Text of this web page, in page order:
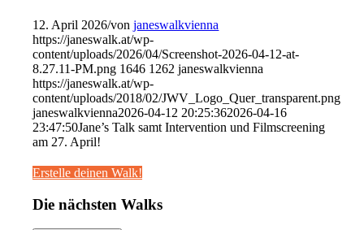
12. April 2026/vonjaneswalkvienna
https://janeswalk.at/wp-
content/uploads/2026/04/Screenshot-2026-04-12-at-
8.27.11-PM.png 1646 1262 janeswalkvienna
https://janeswalk.at/wp-
content/uploads/2018/02/JWV_Logo_Quer_transparent.png
janeswalkvienna2026-04-12 20:25:362026-04-16
23:47:50Jane’s Talk samt Intervention und Filmscreening
am 27. April!
Erstelle deinen Walk!
Die nächsten Walks